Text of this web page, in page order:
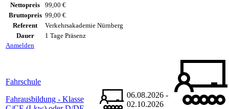
Nettopreis
99,00 €
Bruttopreis 99,00 €
Referent
Verkehrsakademie Nürnberg
Dauer
1 Tage Präsenz
Anmelden
Fahrschule
Fahrausbildung - Klasse
06.08.2026 -
02.10.2026